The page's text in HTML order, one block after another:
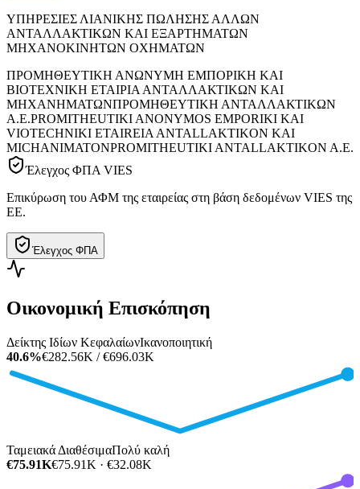
ΥΠΗΡΕΣΙΕΣ ΛΙΑΝΙΚΗΣ ΠΩΛΗΣΗΣ ΑΛΛΩΝ
ΑΝΤΑΛΛΑΚΤΙΚΩΝ ΚΑΙ ΕΞΑΡΤΗΜΑΤΩΝ
ΜΗΧΑΝΟΚΙΝΗΤΩΝ ΟΧΗΜΑΤΩΝ
ΠΡΟΜΗΘΕΥΤΙΚΗ ΑΝΩΝΥΜΗ ΕΜΠΟΡΙΚΗ ΚΑΙ
ΒΙΟΤΕΧΝΙΚΗ ΕΤΑΙΡΙΑ ΑΝΤΑΛΛΑΚΤΙΚΩΝ ΚΑΙ
ΜΗΧΑΝΗΜΑΤΩΝΠΡΟΜΗΘΕΥΤΙΚΗ ΑΝΤΑΛΛΑΚΤΙΚΩΝ
Α.Ε.PROMITHEUTIKI ANONYMOS EMPORIKI KAI
VIOTECHNIKI ETAIREIA ANTALLAKTIKON KAI
MICHANIMATONPROMITHEUTIKI ANTALLAKTIKON A.E.
Έλεγχος ΦΠΑ VIES
Επικύρωση του ΑΦΜ της εταιρείας στη βάση δεδομένων VIES της
ΕΕ.
Έλεγχος ΦΠΑ
Οικονομική Επισκόπηση
Δείκτης Ιδίων ΚεφαλαίωνΙκανοποιητική
40.6%€282.56K / €696.03K
Ταμειακά ΔιαθέσιμαΠολύ καλή
€75.91K€75.91K · €32.08K